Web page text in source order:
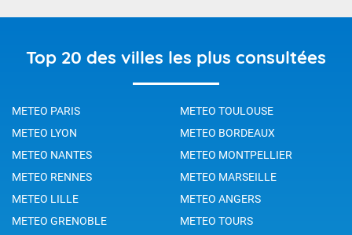
Top 20 des villes les plus consultées
METEO PARIS
METEO TOULOUSE
METEO LYON
METEO BORDEAUX
METEO NANTES
METEO MONTPELLIER
METEO RENNES
METEO MARSEILLE
METEO LILLE
METEO ANGERS
METEO GRENOBLE
METEO TOURS